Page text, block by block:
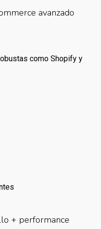
avanzado
como Shopify y
+ performance